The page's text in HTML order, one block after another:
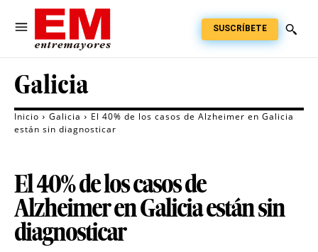
SUSCRÍBETE
Galicia
Inicio Galicia
El 40% de los casos de Alzheimer en Galicia
están sin diagnosticar
El 40% de los casos de
Alzheimer en Galicia están sin
diagnosticar